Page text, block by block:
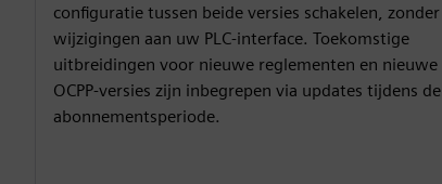
configuratie tussen beide versies schakelen, zonder
wijzigingen aan uw PLC-interface. Toekomstige
uitbreidingen voor nieuwe reglementen en nieuwe
OCPP-versies zijn inbegrepen via updates tijdens de
abonnementsperiode.